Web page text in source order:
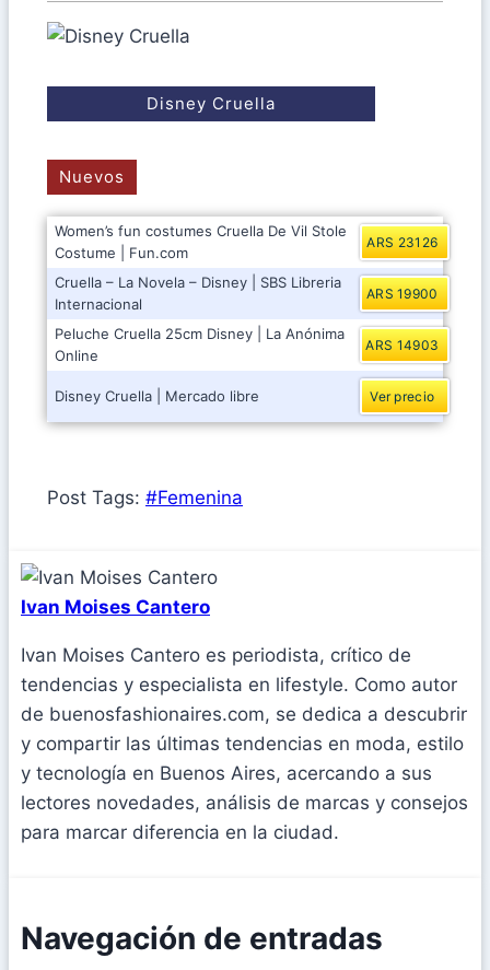
Disney Cruella
Nuevos
Women’s fun costumes Cruella De Vil Stole
Costume | Fun.com
ARS 23126
Cruella – La Novela – Disney | SBS Libreria
Internacional
ARS 19900
Peluche Cruella 25cm Disney | La Anónima
Online
ARS 14903
Disney Cruella | Mercado libre Ver precio
Post Tags: #Femenina
Ivan Moises Cantero
Ivan Moises Cantero es periodista, crítico de
tendencias y especialista en lifestyle. Como autor
de buenosfashionaires.com, se dedica a descubrir
y compartir las últimas tendencias en moda, estilo
y tecnología en Buenos Aires, acercando a sus
lectores novedades, análisis de marcas y consejos
para marcar diferencia en la ciudad.
Navegación de entradas